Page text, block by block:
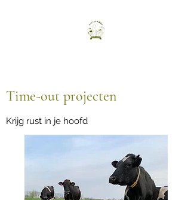
Time-out projecten
Krijg rust in je hoofd